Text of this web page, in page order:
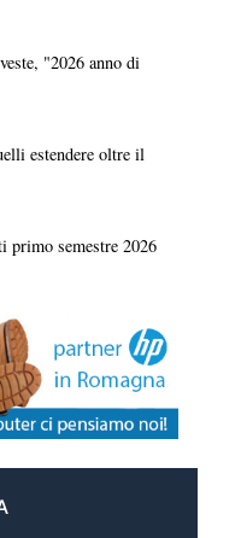
"2026 anno di
estendere oltre il
primo semestre 2026